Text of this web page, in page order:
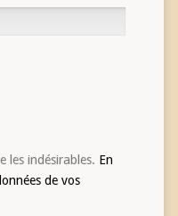
les indésirables. En
de vos